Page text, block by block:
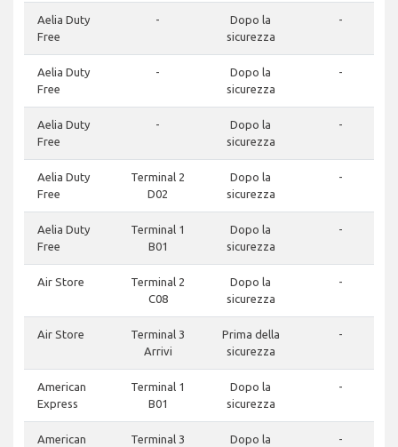
Aelia Duty
Free
-
Dopo la
sicurezza
-
Aelia Duty
Free
-
Dopo la
sicurezza
-
Aelia Duty
Free
-
Dopo la
sicurezza
-
Aelia Duty
Free
Terminal 2
D02
Dopo la
sicurezza
-
Aelia Duty
Free
Terminal 1
B01
Dopo la
sicurezza
-
Air Store
Terminal 2
C08
Dopo la
sicurezza
-
Air Store
Terminal 3
Arrivi
Prima della
sicurezza
-
American
Express
Terminal 1
B01
Dopo la
sicurezza
-
American
Terminal 3
Dopo la
-